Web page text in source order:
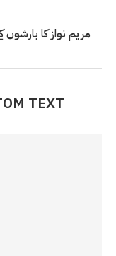
مریم نواز کا
TEXT